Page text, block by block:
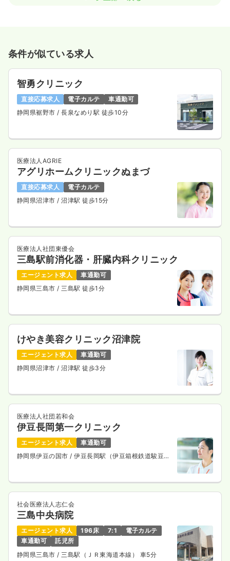
条件が似ている求人
智勇クリニック
直接応募求人 電子カルテ
車通勤可
静岡県裾野市/ 長泉なめり駅 徒歩10分
医療法人AGRIE
アグリホームクリニックぬまづ
直接応募求人
電子カルテ
静岡県沼津市/ 沼津駅 徒歩15分
医療法人社団東優会
三島駅前消化器・肝臓内科クリニック
エージェント求人
車通勤可
静岡県三島市/ 三島駅 徒歩1分
けやき美容クリニック沼津院
エージェント求人
車通勤可
静岡県沼津市/ 沼津駅 徒歩3分
医療法人社団若和会
伊豆長岡第一クリニック
エージェント求人
車通勤可
静岡県伊豆の国市/ 伊豆長岡駅（伊豆箱根鉄道駿豆
社会医療法人志仁会
三島中央病院
エージェント求人 196床 7:1
電子カルテ
車通勤可
託児所
静岡県三島市 / 三島駅（ＪＲ東海道本線） 車5分